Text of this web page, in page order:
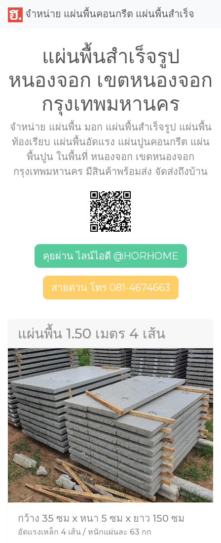
จำหน่าย แผ่นพื้นคอนกรีต แผ่นพื้นสำเร็จ
แผ่นพื้นสำเร็จรูป
หนองจอก เขตหนองจอก
กรุงเทพมหานคร
จำหน่าย แผ่นพื้น มอก แผ่นพื้นสำเร็จรูป แผ่นพื้น
ท้องเรียบ แผ่นพื้นอัดแรง แผ่นปูนคอนกรีต แผ่น
พื้นปูน ในพื้นที่ หนองจอก เขตหนองจอก
กรุงเทพมหานคร มีสินค้าพร้อมส่ง จัดส่งถึงบ้าน
คุยผ่าน ไลน์ไอดี @HORHOME
สายด่วน โทร 081-4674663
แผ่นพื้น 1.50 เมตร 4 เส้น
กว้าง 35 ซม x หนา 5 ซม x ยาว 150 ซม
อัดแรงเหล็ก 4 เส้น / หนักแผ่นละ 63 กก